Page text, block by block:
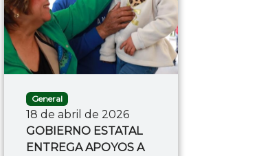
General
18 de abril de 2026
GOBIERNO ESTATAL
ENTREGA APOYOS A